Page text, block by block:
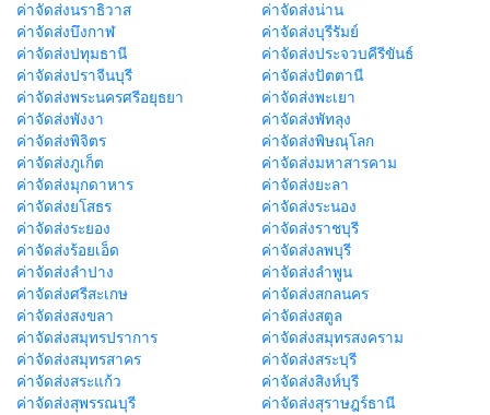
ค่าจัดส่งนราธิวาส
ค่าจัดส่งน่าน
ค่าจัดส่งบึงกาฬ
ค่าจัดส่งบุรีรัมย์
ค่าจัดส่งปทุมธานี
ค่าจัดส่งประจวบคีรีขันธ์
ค่าจัดส่งปราจีนบุรี
ค่าจัดส่งปัตตานี
ค่าจัดส่งพระนครศรีอยุธยา
ค่าจัดส่งพะเยา
ค่าจัดส่งพังงา
ค่าจัดส่งพัทลุง
ค่าจัดส่งพิจิตร
ค่าจัดส่งพิษณุโลก
ค่าจัดส่งภูเก็ต
ค่าจัดส่งมหาสารคาม
ค่าจัดส่งมุกดาหาร
ค่าจัดส่งยะลา
ค่าจัดส่งยโสธร
ค่าจัดส่งระนอง
ค่าจัดส่งระยอง
ค่าจัดส่งราชบุรี
ค่าจัดส่งร้อยเอ็ด
ค่าจัดส่งลพบุรี
ค่าจัดส่งลำปาง
ค่าจัดส่งลำพูน
ค่าจัดส่งศรีสะเกษ
ค่าจัดส่งสกลนคร
ค่าจัดส่งสงขลา
ค่าจัดส่งสตูล
ค่าจัดส่งสมุทรปราการ
ค่าจัดส่งสมุทรสงคราม
ค่าจัดส่งสมุทรสาคร
ค่าจัดส่งสระบุรี
ค่าจัดส่งสระแก้ว
ค่าจัดส่งสิงห์บุรี
ค่าจัดส่งสุพรรณบุรี
ค่าจัดส่งสุราษฎร์ธานี